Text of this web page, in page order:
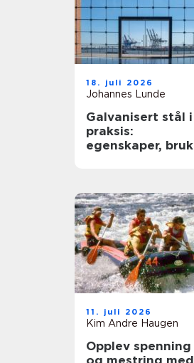
18. juli 2026
Johannes Lunde
Galvanisert stål i
praksis:
egenskaper, bruk
11. juli 2026
Kim Andre Haugen
Opplev spenning
og mestring med